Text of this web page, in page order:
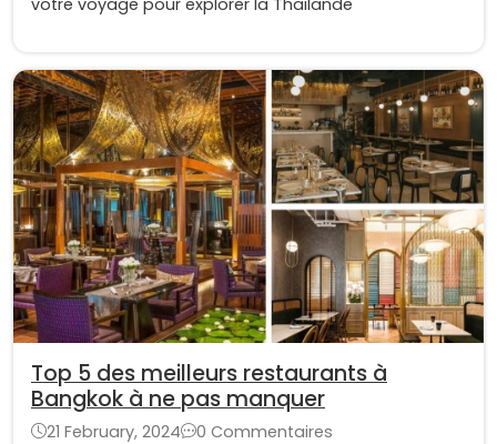
Top 5 des meilleurs restaurants à
Bangkok à ne pas manquer
21 February, 2024
0 Commentaires